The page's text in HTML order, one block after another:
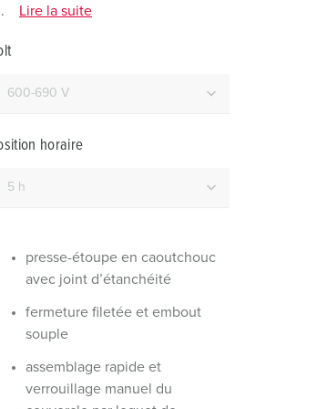
protection contre les catastrophes
Lire la suite
horaire
presse-étoupe en caoutchouc
avec joint d’étanchéité
fermeture filetée et embout
souple
assemblage rapide et
verrouillage manuel du